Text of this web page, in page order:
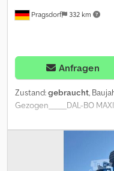
Pragsdorf 332 km
Anfragen
Zustand:gebraucht,
Gezogen_____DAL-BO
gezogene Scheibenegge
T-